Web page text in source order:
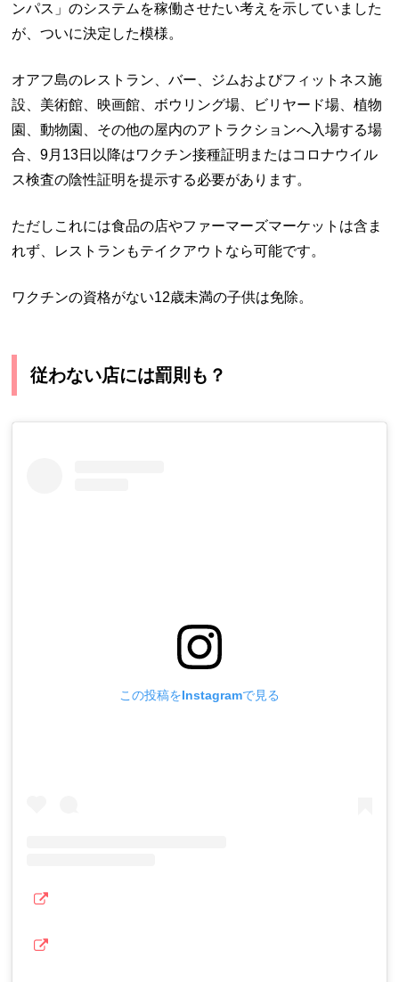
ンパス」のシステムを稼働させたい考えを示していました
が、ついに決定した模様。
オアフ島のレストラン、バー、ジムおよびフィットネス施
設、美術館、映画館、ボウリング場、ビリヤード場、植物
園、動物園、その他の屋内のアトラクションへ入場する場
合、9月13日以降はワクチン接種証明またはコロナウイル
ス検査の陰性証明を提示する必要があります。
ただしこれには食品の店やファーマーズマーケットは含ま
れず、レストランもテイクアウトなら可能です。
ワクチンの資格がない12歳未満の子供は免除。
従わない店には罰則も？
この投稿をInstagramで見る